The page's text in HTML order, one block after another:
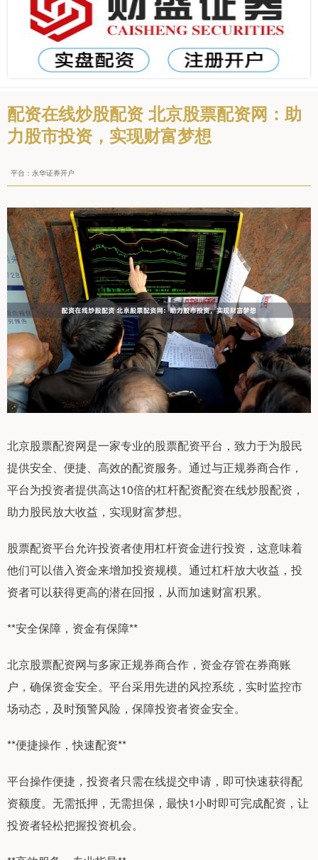
配资在线炒股配资 北京股票配资网：助
力股市投资，实现财富梦想
平台：永华证券开户
北京股票配资网是一家专业的股票配资平台，致力于为股民
提供安全、便捷、高效的配资服务。通过与正规券商合作，
平台为投资者提供高达10倍的杠杆配资配资在线炒股配资，
助力股民放大收益，实现财富梦想。
股票配资平台允许投资者使用杠杆资金进行投资，这意味着
他们可以借入资金来增加投资规模。通过杠杆放大收益，投
资者可以获得更高的潜在回报，从而加速财富积累。
**安全保障，资金有保障**
北京股票配资网与多家正规券商合作，资金存管在券商账
户，确保资金安全。平台采用先进的风控系统，实时监控市
场动态，及时预警风险，保障投资者资金安全。
**便捷操作，快速配资**
平台操作便捷，投资者只需在线提交申请，即可快速获得配
资额度。无需抵押，无需担保，最快1小时即可完成配资，让
投资者轻松把握投资机会。